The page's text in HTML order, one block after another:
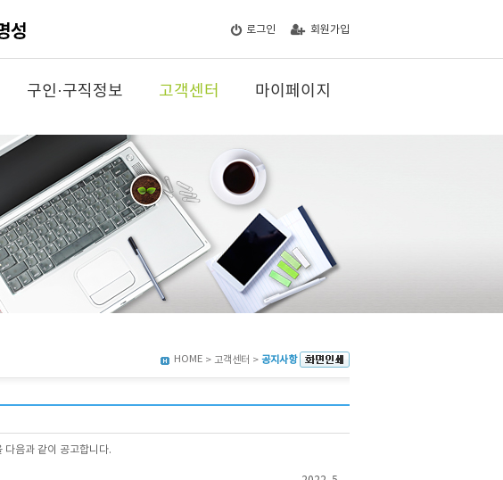
로그인 회원가입
구인·구직정보 고객센터 마이페이지
HOME > 고객센터 > 공지사항
음과 같이 공고합니다.